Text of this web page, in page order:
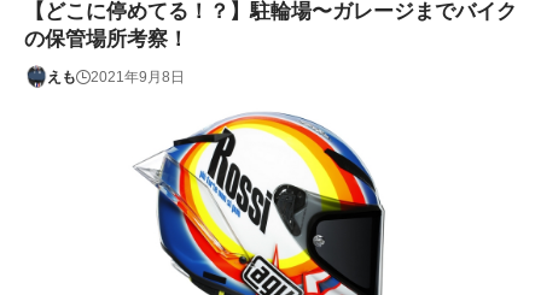
【どこに停めてる！？】駐輪場〜ガレージまでバイク
の保管場所考察！
えも 2021年9月8日